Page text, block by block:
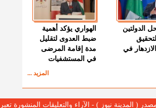
الدولتين
في
الهواري يؤكد أهمية
ضبط العدوى لتقليل
مدة إقامة المرضى
في المستشفيات
المزيد ...
( المدينة نيوز ) - الآراء والتعليقات المنشورة